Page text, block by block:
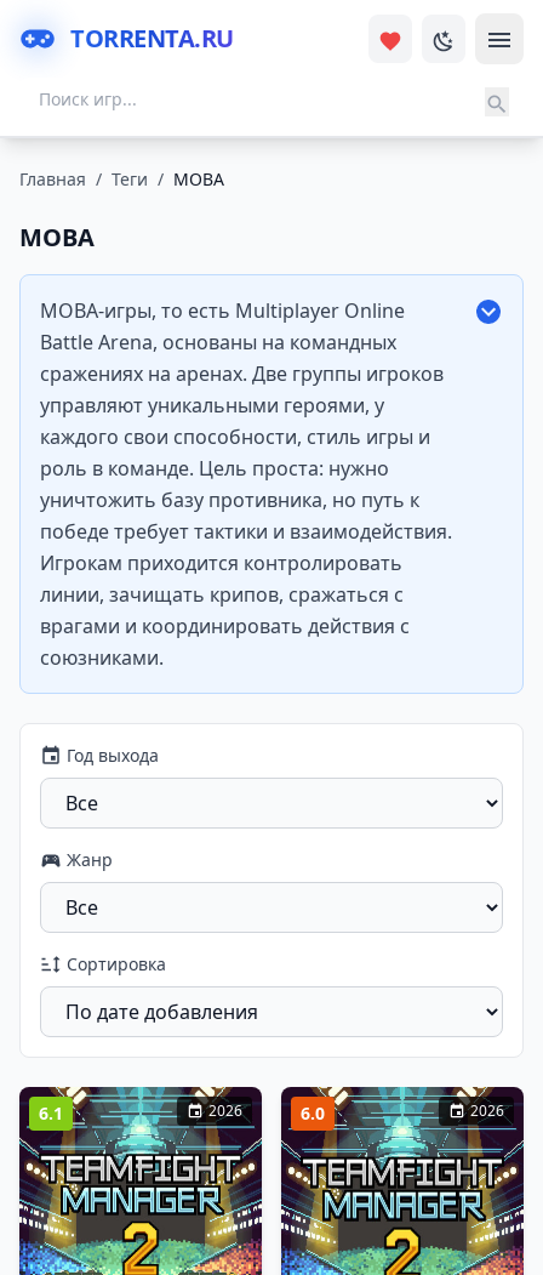
TORRENTA.RU
Главная / Теги / MOBA
MOBA
MOBA-игры, то есть Multiplayer Online
Battle Arena, основаны на командных
сражениях на аренах. Две группы игроков
управляют уникальными героями, у
каждого свои способности, стиль игры и
роль в команде. Цель проста: нужно
уничтожить базу противника, но путь к
победе требует тактики и взаимодействия.
Игрокам приходится контролировать
линии, зачищать крипов, сражаться с
врагами и координировать действия с
союзниками.
Год выхода
Жанр
Сортировка
6.1 2026 6.0 2026